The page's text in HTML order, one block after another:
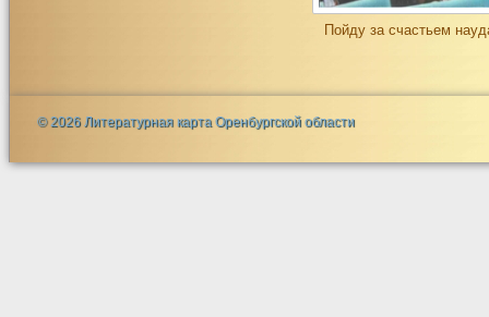
Пойду за счастьем
© 2026 Литературная карта Оренбургской области